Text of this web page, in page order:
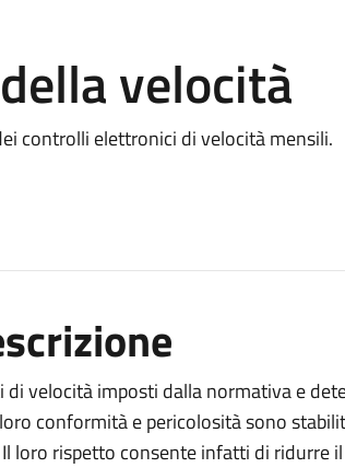
velocità
controlli elettronici di velocità mensili.
di velocità imposti dalla normativa e
conformità e pericolosità sono
loro rispetto consente infatti di ridurre